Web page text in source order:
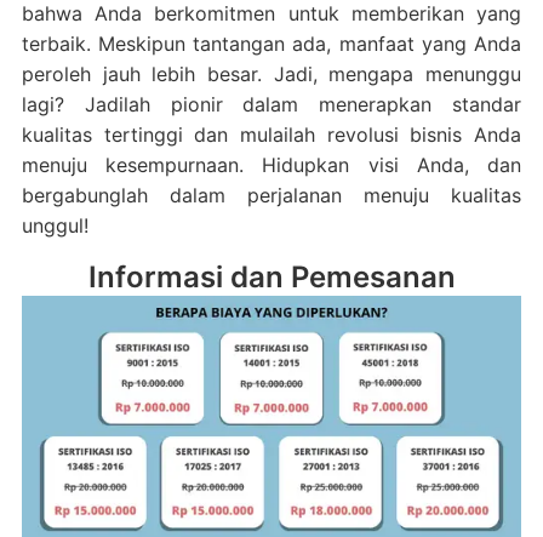
bahwa Anda berkomitmen untuk memberikan yang
terbaik. Meskipun tantangan ada, manfaat yang Anda
peroleh jauh lebih besar. Jadi, mengapa menunggu
lagi? Jadilah pionir dalam menerapkan standar
kualitas tertinggi dan mulailah revolusi bisnis Anda
menuju kesempurnaan. Hidupkan visi Anda, dan
bergabunglah dalam perjalanan menuju kualitas
unggul!
Informasi dan Pemesanan